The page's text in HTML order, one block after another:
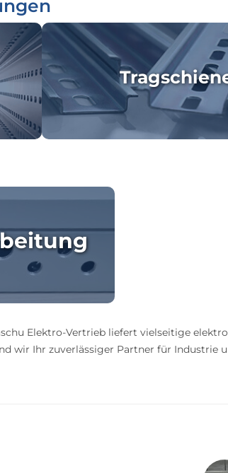
Elektro-Vertrieb liefert vielseitige
wir Ihr zuverlässiger Partner für Industrie